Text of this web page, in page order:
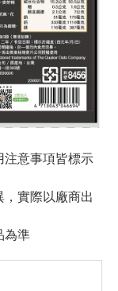
意事項皆標示
實際以廠商出
為準